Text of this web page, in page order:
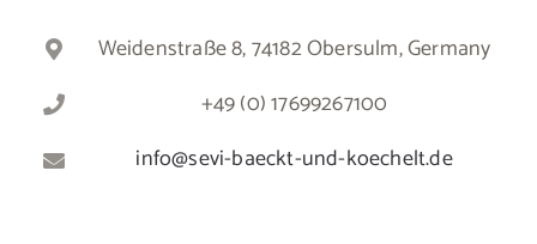
Weidenstraße 8, 74182 Obersulm, Germany
+49 (0) 17699267100
info@sevi-baeckt-und-koechelt.de